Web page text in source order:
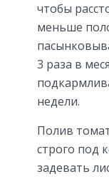
чтобы
меньше
3 раза в
недели.
Полив
строго под
задевать